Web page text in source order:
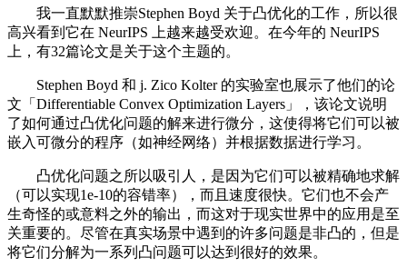
我一直默默推崇Stephen Boyd 关于凸优化的工作，所以很
高兴看到它在 NeurIPS 上越来越受欢迎。在今年的 NeurIPS
上，有32篇论文是关于这个主题的。
Stephen Boyd 和 j. Zico Kolter 的实验室也展示了他们的论
文「Differentiable Convex Optimization Layers」，该论文说明
了如何通过凸优化问题的解来进行微分，这使得将它们可以被
嵌入可微分的程序（如神经网络）并根据数据进行学习。
凸优化问题之所以吸引人，是因为它们可以被精确地求解
（可以实现1e-10的容错率），而且速度很快。它们也不会产
生奇怪的或意料之外的输出，而这对于现实世界中的应用是至
关重要的。尽管在真实场景中遇到的许多问题是非凸的，但是
将它们分解为一系列凸问题可以达到很好的效果。